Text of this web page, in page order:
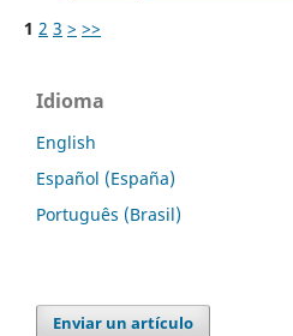
1 2 3 > >>
Idioma
English
Español (España)
Português (Brasil)
Enviar un artículo